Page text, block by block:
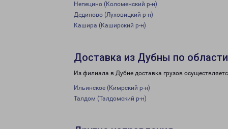
Непецино (Коломенский р-н)
Дединово (Луховицкий р-н)
Кашира (Каширский р-н)
Доставка из Дубны по области
Из филиала в Дубне доставка грузов
Ильинское (Кимрский р-н)
Талдом (Талдомский р-н)